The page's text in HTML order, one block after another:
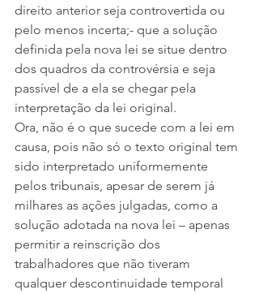
direito anterior seja controvertida ou
pelo menos incerta;- que a solução
definida pela nova lei se situe dentro
dos quadros da controvérsia e seja
passível de a ela se chegar pela
interpretação da lei original.
Ora, não é o que sucede com a lei em
causa, pois não só o texto original tem
sido interpretado uniformemente
pelos tribunais, apesar de serem já
milhares as ações julgadas, como a
solução adotada na nova lei – apenas
permitir a reinscrição dos
trabalhadores que não tiveram
qualquer descontinuidade temporal